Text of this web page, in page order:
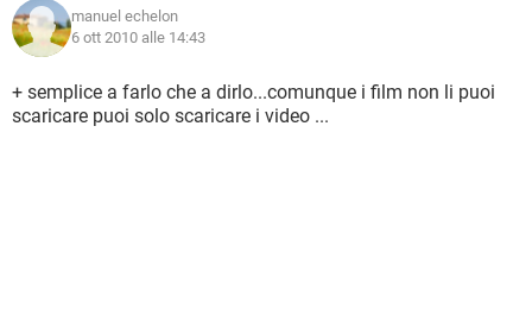
manuel echelon
6 ott 2010 alle 14:43
+ semplice a farlo che a dirlo...comunque i film non li puoi
scaricare puoi solo scaricare i video ...